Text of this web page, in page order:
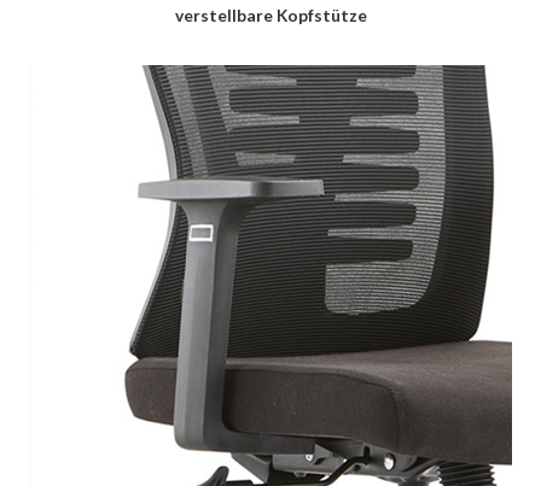
verstellbare Kopfstütze